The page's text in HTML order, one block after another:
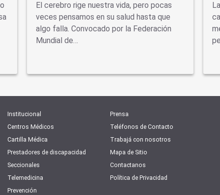
El cerebro rige nuestra vida, pero pocas
veces pensamos en su salud hasta que
algo falla. Convocado por la Federación
Mundial de…
Institucional
Centros Médicos
Cartilla Médica
Prestadores de discapacidad
Seccionales
Telemedicina
Prevención
Prensa
Teléfonos de Contacto
Trabajá con nosotros
Mapa de Sitio
Contactanos
Política de Privacidad